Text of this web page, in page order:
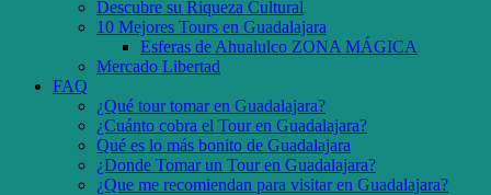
Descubre su Riqueza Cultural
10 Mejores Tours en Guadalajara
Esferas de Ahualulco ZONA MÁGICA
Mercado Libertad
FAQ
¿Qué tour tomar en Guadalajara?
¿Cuánto cobra el Tour en Guadalajara?
Qué es lo más bonito de Guadalajara
¿Donde Tomar un Tour en Guadalajara?
¿Que me recomiendan para visitar en Guadalajara?